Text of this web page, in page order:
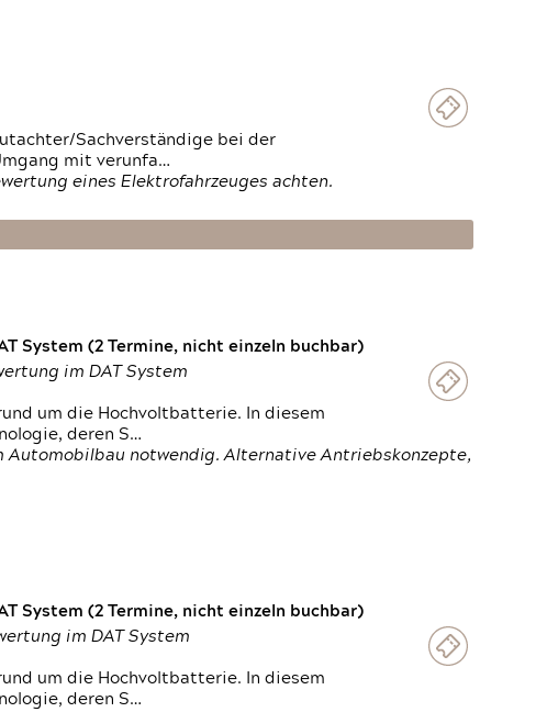
Sachverständige bei der
mit verunfa…
eines Elektrofahrzeuges achten.
System (2 Termine, nicht einzeln buchbar)
im DAT System
um die Hochvoltbatterie. In diesem
deren S…
Automobilbau notwendig. Alternative Antriebskonzepte,
System (2 Termine, nicht einzeln buchbar)
im DAT System
um die Hochvoltbatterie. In diesem
deren S…